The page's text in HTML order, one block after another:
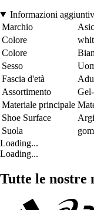
Informazioni
Marchio
Colore
Colore
Sesso
Fascia d'età
Assortimento
Materiale principale
Shoe Surface
Suola
Loading...
Loading...
Tutte le nostre